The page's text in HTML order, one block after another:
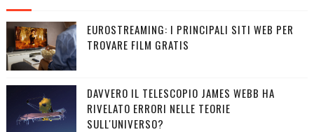
EUROSTREAMING: I PRINCIPALI SITI WEB PER
TROVARE FILM GRATIS
DAVVERO IL TELESCOPIO JAMES WEBB HA
RIVELATO ERRORI NELLE TEORIE
SULL'UNIVERSO?